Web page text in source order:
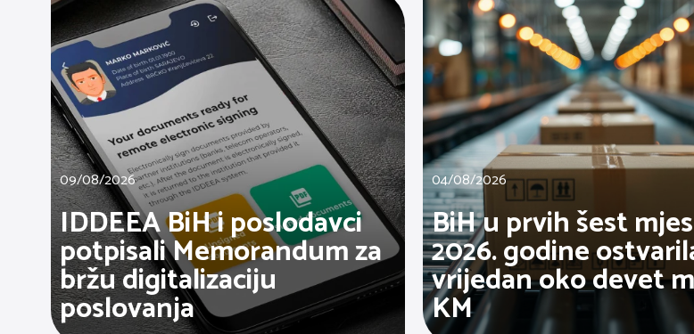
09/08/2026
IDDEEA BiH i poslodavci
potpisali Memorandum za
bržu digitalizaciju
poslovanja
04/08/2026
BiH u prvih šest
2026. godine
vrijedan oko devet
KM